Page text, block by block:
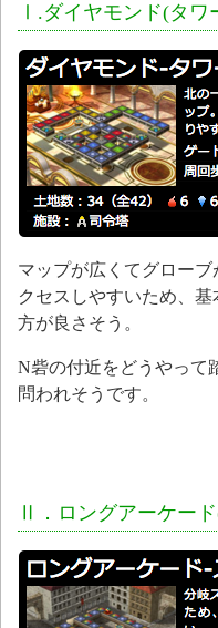
Ⅰ.ダイヤモンド(タワ
マップが広くてグロー
クセスしやすいため、
方が良さそう。
N砦の付近をどうやって
問われそうです。
Ⅱ．ロングアーケー